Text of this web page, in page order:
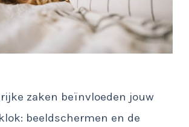
zaken beïnvloeden jouw
beeldschermen en de